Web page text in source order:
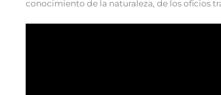
conocimiento de la naturaleza, de los oficios